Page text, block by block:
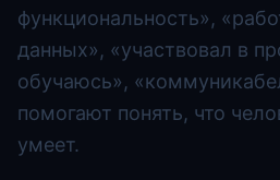
функциональность»,
данных», «участвовал в
обучаюсь»,
помогают понять, что
умеет.